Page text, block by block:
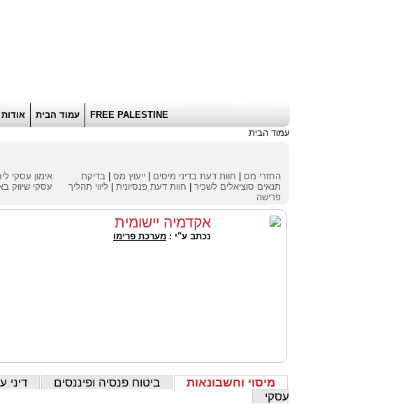
FREE PALESTINE עמוד הבית
עמוד הבית
החזרי מס חוות דעת בדיני מיסים ייעוץ מס
בדיקת
תנאים סוציאלים לשכיר
חוות דעת פנסיונית
ליווי תהליך
פרישה
אימון עסקי
עסקי שיווק
אקדמיה יישומית
נכתב ע"י : מערכת פרימו
מיסוי וחשבונאות ביטוח פנסיה ופיננסים דיני
עסקי